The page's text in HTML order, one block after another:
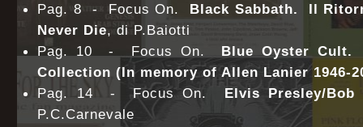
Pag. 8 - Focus On.
Black Sabbath. Il
Never Die, di P.Baiotti
Pag. 10 - Focus On. Blue Oyster Cult.
Collection (In memory of Allen Lanier 1946-
Pag. 14 - Focus On. Elvis Presley/
P.C.Carnevale